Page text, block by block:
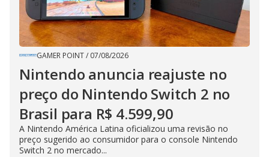
GAMER POINT/ 07/08/2026
Nintendo anuncia reajuste no
preço do Nintendo Switch 2 no
Brasil para R$ 4.599,90
A Nintendo América Latina oficializou uma revisão no
preço sugerido ao consumidor para o console Nintendo
Switch 2 no mercado...